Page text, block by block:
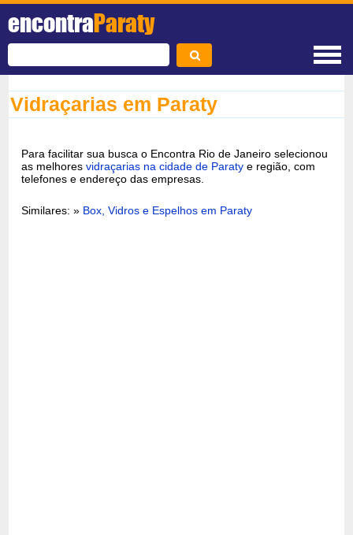
encontraParaty
Vidraçarias em Paraty
Para facilitar sua busca o Encontra Rio de Janeiro selecionou
as melhoresvidraçarias na cidade de Paraty e região, com
telefones e endereço das empresas.
Similares: » Box, Vidros e Espelhos em Paraty